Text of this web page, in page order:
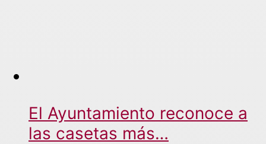
El Ayuntamiento reconoce a
las casetas más…